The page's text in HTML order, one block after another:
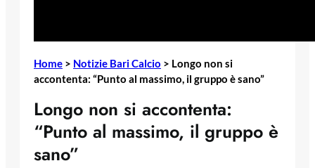
Home > Notizie Bari Calcio > Longo non si
accontenta: “Punto al massimo, il gruppo è sano”
Longo non si accontenta:
“Punto al massimo, il gruppo è
sano”